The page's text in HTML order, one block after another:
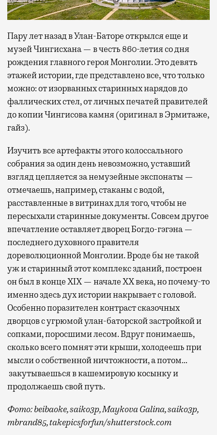
Пару лет назад в Улан-Баторе открылся еще и
музей Чингисхана — в честь 860-летия со дня
рождения главного героя Монголии. Это девять
этажей истории, где представлено все, что только
можно: от изорванных старинных нарядов до
фаллических стел, от личных печатей правителей
до копии Чингисова камня (оригинал в Эрмитаже,
гайз).
Изучить все артефакты этого колоссального
собрания за один день невозможно, уставший
взгляд цепляется за немузейные экспонаты —
отмечаешь, например, стаканы с водой,
расставленные в витринах для того, чтобы не
пересыхали старинные документы. Совсем другое
впечатление оставляет дворец Богдо-гэгэна —
последнего духовного правителя
дореволюционной Монголии. Вроде бы не такой
уж и старинный этот комплекс зданий, построен
он был в конце XIX — начале XX века, но почему-то
именно здесь дух истории накрывает с головой.
Особенно поразителен контраст сказочных
дворцов с угрюмой улан-баторской застройкой и
сопками, поросшими лесом. Вдруг понимаешь,
сколько всего помнят эти крыши, холодеешь при
мысли о собственной ничтожности, а потом…
закутываешься в кашемировую косынку и
продолжаешь свой путь.
Фото: beibaoke, saiko3p, Maykova Galina, saiko3p,
mbrand85, takepicsforfun/shutterstock.com